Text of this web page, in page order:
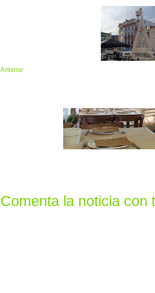
Anterior
Comenta la noticia con